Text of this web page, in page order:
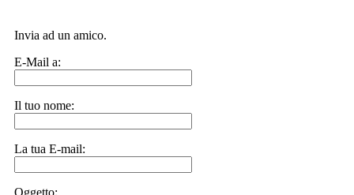
Invia ad un amico.
E-Mail a:
Il tuo nome:
La tua E-mail:
Oggetto: